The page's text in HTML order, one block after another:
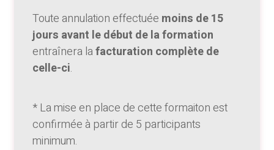
Toute annulation effectuée moins de 15
jours avant le début de la formation
entraînera lafacturation complète de
celle-ci.
* La mise en place de cette formaiton est
confirmée à partir de 5 participants
minimum.